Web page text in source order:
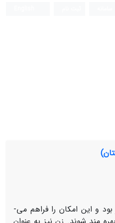
و این امکان را فراهم می­